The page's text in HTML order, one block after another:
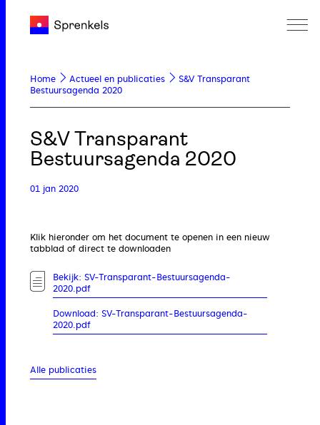
Home Actueel en publicaties
S&V Transparant
Bestuursagenda 2020
S&V Transparant
Bestuursagenda 2020
01 jan 2020
Klik hieronder om het document te openen in een nieuw
tabblad of direct te downloaden
Bekijk: SV-Transparant-Bestuursagenda-
2020.pdf
Download: SV-Transparant-Bestuursagenda-
2020.pdf
Alle publicaties